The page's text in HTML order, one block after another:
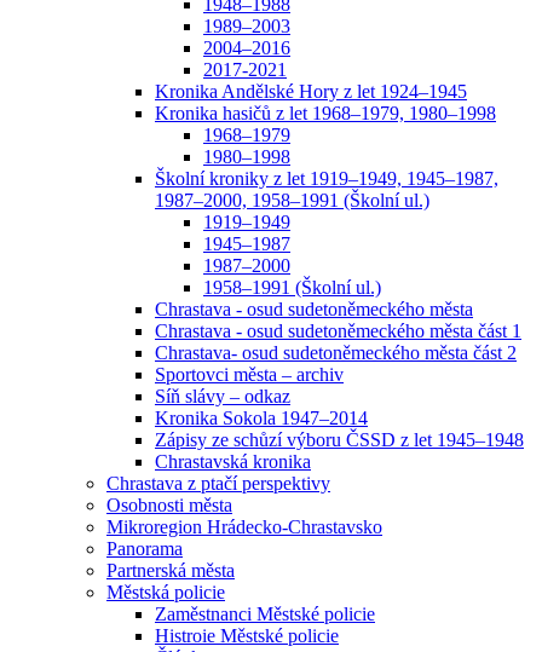
1948–1988
1989–2003
2004–2016
2017-2021
Kronika Andělské Hory z let 1924–1945
Kronika hasičů z let 1968–1979, 1980–1998
1968–1979
1980–1998
Školní kroniky z let 1919–1949, 1945–1987,
1987–2000, 1958–1991 (Školní ul.)
1919–1949
1945–1987
1987–2000
1958–1991 (Školní ul.)
Chrastava - osud sudetoněmeckého města
Chrastava - osud sudetoněmeckého města část 1
Chrastava- osud sudetoněmeckého města část 2
Sportovci města – archiv
Síň slávy – odkaz
Kronika Sokola 1947–2014
Zápisy ze schůzí výboru ČSSD z let 1945–1948
Chrastavská kronika
Chrastava z ptačí perspektivy
Osobnosti města
Mikroregion Hrádecko-Chrastavsko
Panorama
Partnerská města
Městská policie
Zaměstnanci Městské policie
Histroie Městské policie